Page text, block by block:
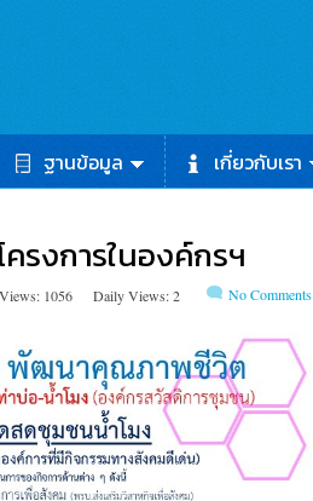
ฐานข้อมูล เกี่ยวกับเรา
รงการในองค์กรฯ
1056 Daily Views: 2 No Comments